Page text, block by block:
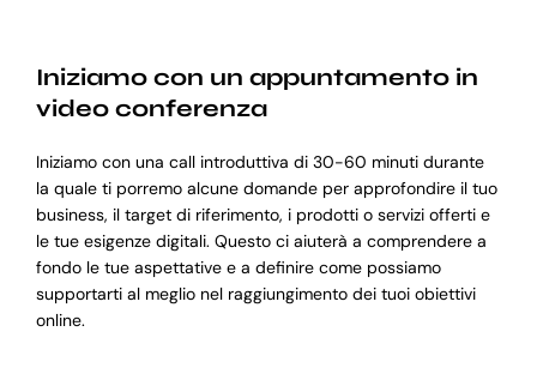
Iniziamo con un appuntamento in
video conferenza
Iniziamo con una call introduttiva di 30-60 minuti durante
la quale ti porremo alcune domande per approfondire il tuo
business, il target di riferimento, i prodotti o servizi offerti e
le tue esigenze digitali. Questo ci aiuterà a comprendere a
fondo le tue aspettative e a definire come possiamo
supportarti al meglio nel raggiungimento dei tuoi obiettivi
online.